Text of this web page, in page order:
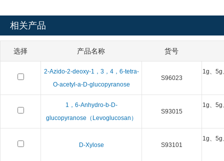
相关产品
选择 产品名称 货号
2-Azido-2-deoxy-1，3，4，6-tetra-
O-acetyl-a-D-glucopyranose
S96023
1g、
1，6-Anhydro-b-D-
glucopyranose（Levoglucosan）
S93015
1g、
D-Xylose S93101
1g、